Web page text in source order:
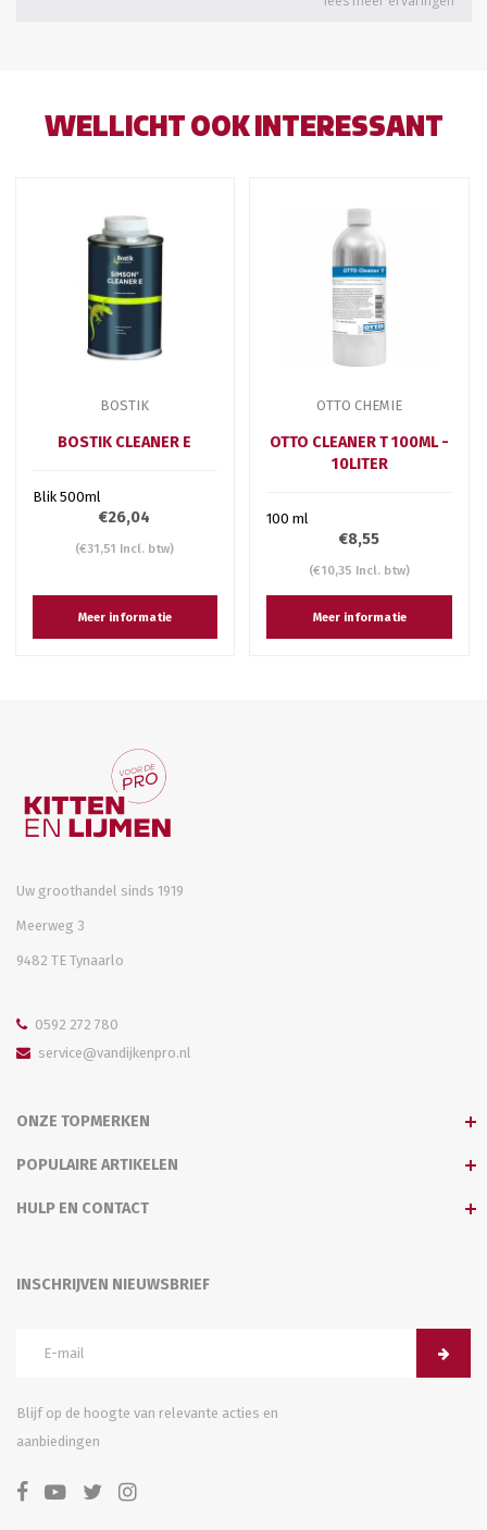
WELLICHT OOK INTERESSANT
BOSTIK
BOSTIK CLEANER E
Blik 500ml
€26,04
(€31,51 Incl. btw)
Meer informatie
OTTO CHEMIE
OTTO CLEANER T 100ML -
10LITER
100 ml
€8,55
(€10,35 Incl. btw)
Meer informatie
Uw groothandel sinds 1919
Meerweg 3
9482 TE Tynaarlo
0592 272 780
service@vandijkenpro.nl
ONZE TOPMERKEN
POPULAIRE ARTIKELEN
HULP EN CONTACT
INSCHRIJVEN NIEUWSBRIEF
Blijf op de hoogte van relevante acties en
aanbiedingen